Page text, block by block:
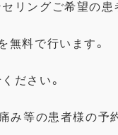
リングご希望の患
無料で行います。
ださい。
み等の患者様の予